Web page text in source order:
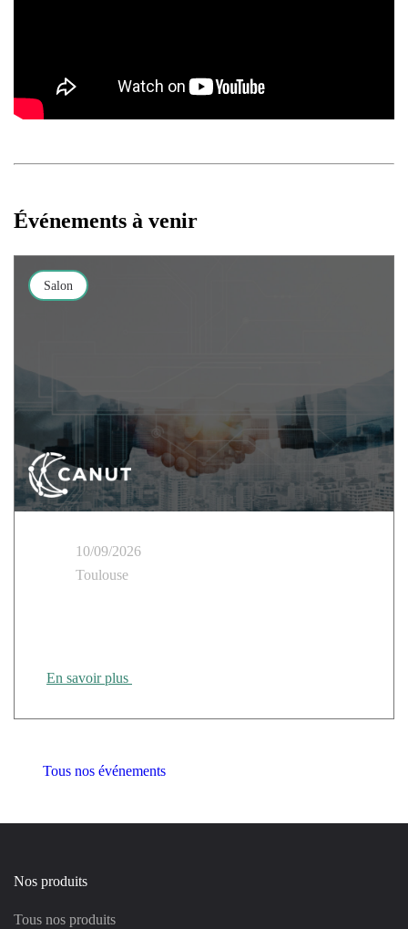
Événements à venir
Salon
10/09/2026
Toulouse
En savoir plus
Tous nos événements
Nos produits
Tous nos produits